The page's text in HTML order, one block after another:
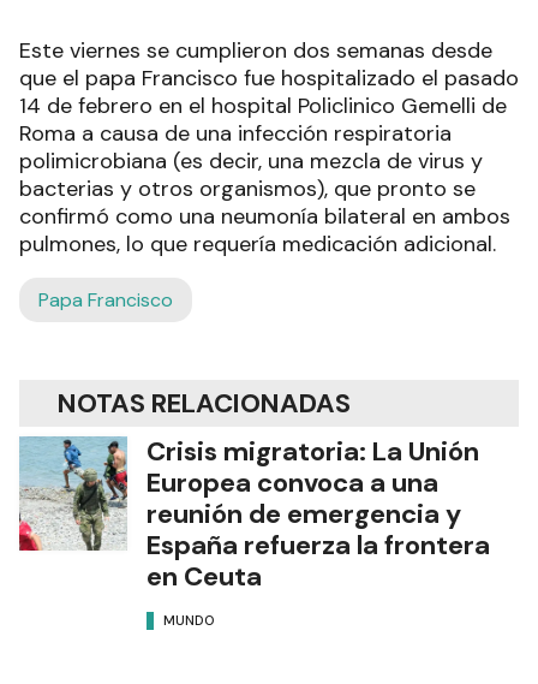
Este viernes se cumplieron dos semanas desde
que el papa Francisco fue hospitalizado el pasado
14 de febrero en el hospital Policlinico Gemelli de
Roma a causa de una infección respiratoria
polimicrobiana (es decir, una mezcla de virus y
bacterias y otros organismos), que pronto se
confirmó como una neumonía bilateral en ambos
pulmones, lo que requería medicación adicional.
Papa Francisco
NOTAS RELACIONADAS
Crisis migratoria: La Unión
Europea convoca a una
reunión de emergencia y
España refuerza la frontera
en Ceuta
MUNDO